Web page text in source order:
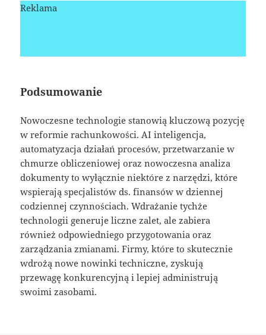
Reklama
Podsumowanie
Nowoczesne technologie stanowią kluczową pozycję
w reformie rachunkowości. AI inteligencja,
automatyzacja działań procesów, przetwarzanie w
chmurze obliczeniowej oraz nowoczesna analiza
dokumenty to wyłącznie niektóre z narzędzi, które
wspierają specjalistów ds. finansów w dziennej
codziennej czynnościach. Wdrażanie tychże
technologii generuje liczne zalet, ale zabiera
również odpowiedniego przygotowania oraz
zarządzania zmianami. Firmy, które to skutecznie
wdrożą nowe nowinki techniczne, zyskują
przewagę konkurencyjną i lepiej administrują
swoimi zasobami.